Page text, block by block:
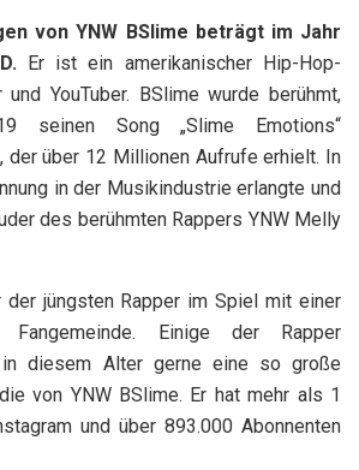
von YNW BSlime beträgt im Jahr
Er ist ein amerikanischer Hip-Hop-
und YouTuber. BSlime wurde berühmt,
seinen Song „Slime Emotions“
der über 12 Millionen Aufrufe erhielt. In
in der Musikindustrie erlangte und
des berühmten Rappers YNW Melly
jüngsten Rapper im Spiel mit einer
Fangemeinde. Einige der Rapper
diesem Alter gerne eine so große
von YNW BSlime. Er hat mehr als 1
und über 893.000 Abonnenten